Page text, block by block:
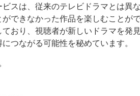
スは、従来のテレビドラマとは異
できなかった作品を楽しむことが
おり、視聴者が新しいドラマを発
つながる可能性を秘めています。